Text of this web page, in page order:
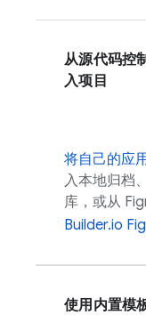
从源代码控
入项目
将自己的应
入本地归档
库，或从
Builder.io
使用内置模